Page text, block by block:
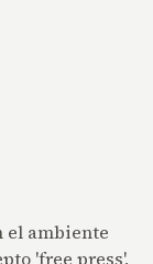
el ambiente
'free press',